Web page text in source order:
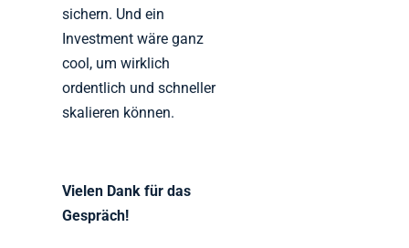
sichern. Und ein
Investment wäre ganz
cool, um wirklich
ordentlich und schneller
skalieren können.
Vielen Dank für das
Gespräch!